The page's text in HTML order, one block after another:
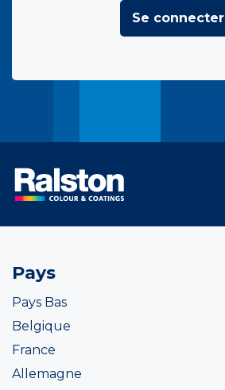
Se connecter
Pays
Pays Bas
Belgique
France
Allemagne